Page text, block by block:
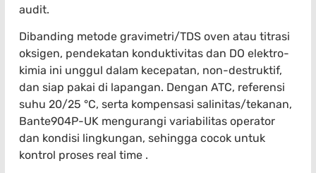
audit.
Dibanding metode gravimetri/TDS oven atau titrasi
oksigen, pendekatan konduktivitas dan DO elektro-
kimia ini unggul dalam kecepatan, non-destruktif,
dan siap pakai di lapangan. Dengan ATC, referensi
suhu 20/25 °C, serta kompensasi salinitas/tekanan,
Bante904P-UK mengurangi variabilitas operator
dan kondisi lingkungan, sehingga cocok untuk
kontrol proses real time .